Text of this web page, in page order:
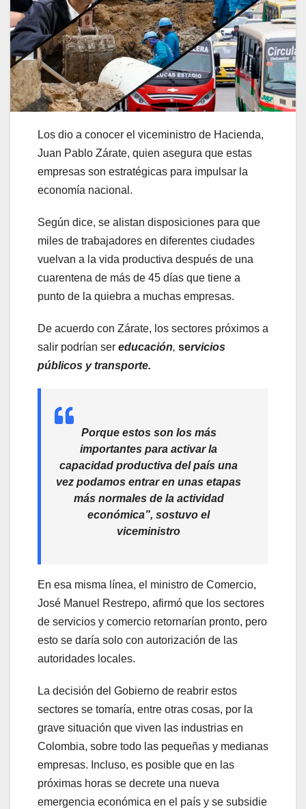
Los dio a conocer el viceministro de Hacienda,
Juan Pablo Zárate, quien asegura que estas
empresas son estratégicas para impulsar la
economía nacional.
Según dice, se alistan disposiciones para que
miles de trabajadores en diferentes ciudades
vuelvan a la vida productiva después de una
cuarentena de más de 45 días que tiene a
punto de la quiebra a muchas empresas.
De acuerdo con Zárate, los sectores próximos a
salir podrían ser educación, servicios
públicos y transporte.
Porque estos son los más
importantes para activar la
capacidad productiva del país una
vez podamos entrar en unas etapas
más normales de la actividad
económica”, sostuvo el
viceministro
En esa misma línea, el ministro de Comercio,
José Manuel Restrepo, afirmó que los sectores
de servicios y comercio retornarían pronto, pero
esto se daría solo con autorización de las
autoridades locales.
La decisión del Gobierno de reabrir estos
sectores se tomaría, entre otras cosas, por la
grave situación que viven las industrias en
Colombia, sobre todo las pequeñas y medianas
empresas. Incluso, es posible que en las
próximas horas se decrete una nueva
emergencia económica en el país y se subsidie